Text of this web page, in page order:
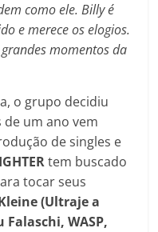
como ele. Billy é
e merece os elogios.
grandes momentos da
o grupo decidiu
um ano vem
de singles e
tem buscado
tocar seus
(Ultraje a
Falaschi, WASP,